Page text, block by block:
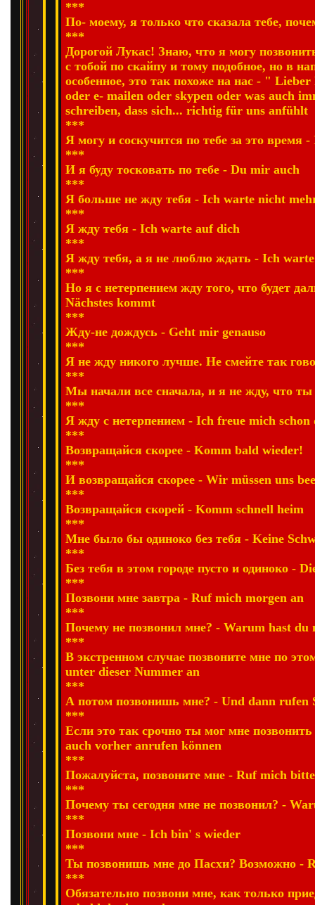
***
По- моему, я только что сказала тебе,
***
Дорогой Лукас! Знаю, что я могу
с тобой по скайпу и тому подобное, но в
особенное, это так похоже на нас - "
oder e- mailen oder skypen oder was auch
schreiben, dass sich... richtig für uns anfühlt
***
Я могу и соскучится по тебе за это время
***
И я буду тосковать по тебе - Du mir auch
***
Я больше не жду тебя - Ich warte nicht
***
Я жду тебя - Ich warte auf dich
***
Я жду тебя, а я не люблю ждать - Ich
***
Но я с нетерпением жду того, что будет
Nächstes kommt
***
Жду-не дождусь - Geht mir genauso
***
Я не жду никого лучше. Не смейте так
***
Мы начали все сначала, и я не жду, что
***
Я жду с нетерпением - Ich freue mich schon
***
Возвращайся скорее - Komm bald wieder!
***
И возвращайся скорее - Wir müssen uns
***
Возвращайся скорей - Komm schnell heim
***
Мне было бы одиноко без тебя - Keine
***
Без тебя в этом городе пусто и одиноко -
***
Позвони мне завтра - Ruf mich morgen an
***
Почему не позвонил мне? - Warum hast
***
В экстренном случае позвоните мне по
unter dieser Nummer an
***
А потом позвонишь мне? - Und dann rufen
***
Если это так срочно ты мог мне
auch vorher anrufen können
***
Пожалуйста, позвоните мне - Ruf mich
***
Почему ты сегодня мне не позвонил? -
***
Позвони мне - Ich bin' s wieder
***
Ты позвонишь мне до Пасхи? Возможно -
***
Обязательно позвони мне, как только